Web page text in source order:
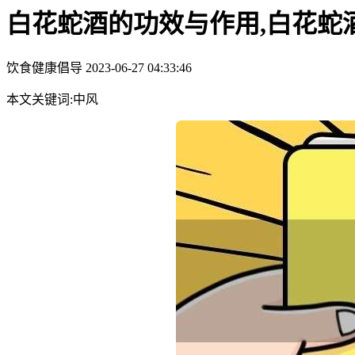
白花蛇酒的功效与作用,白花蛇
饮食健康倡导 2023-06-27 04:33:46
本文关键词:中风